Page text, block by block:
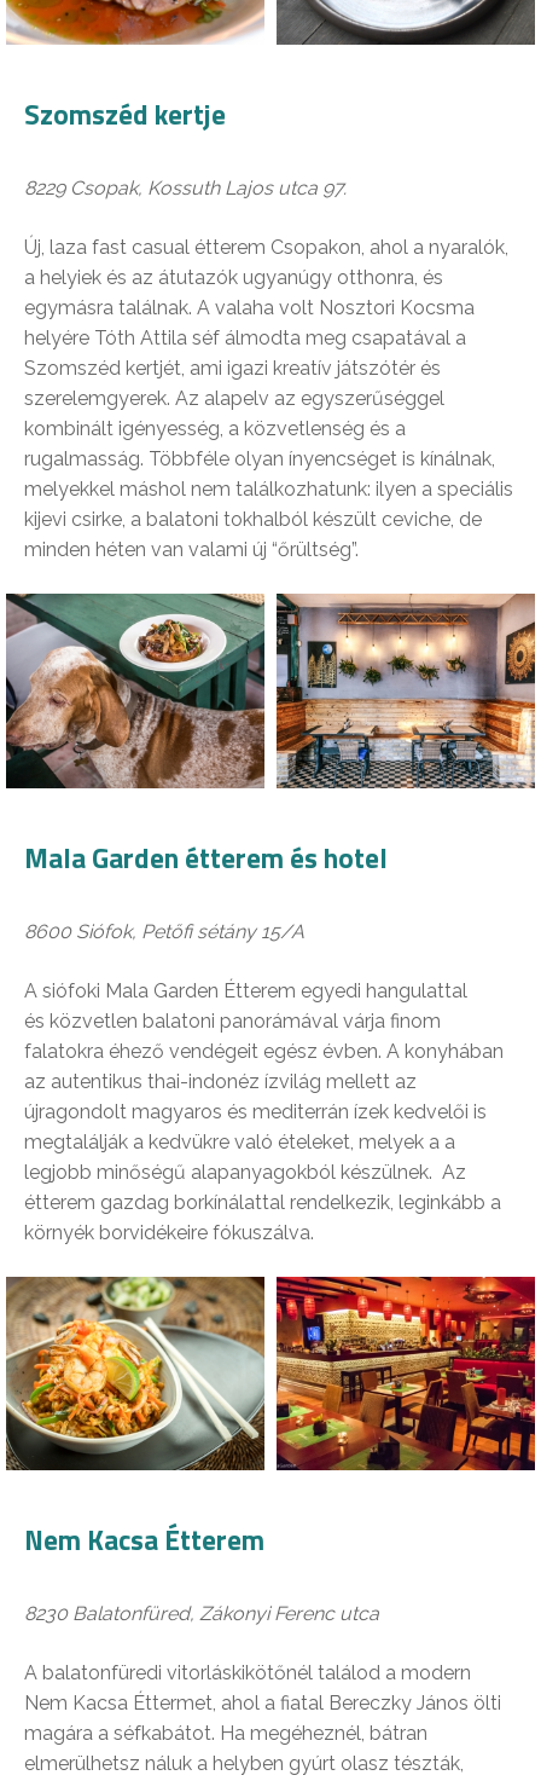
Szomszéd kertje
8229 Csopak, Kossuth Lajos utca 97.
Új, laza fast casual étterem Csopakon, ahol a nyaralók,
a helyiek és az átutazók ugyanúgy otthonra, és
egymásra találnak. A valaha volt Nosztori Kocsma
helyére Tóth Attila séf álmodta meg csapatával a
Szomszéd kertjét, ami igazi kreatív játszótér és
szerelemgyerek. Az alapelv az egyszerűséggel
kombinált igényesség, a közvetlenség és a
rugalmasság. Többféle olyan ínyencséget is kínálnak,
melyekkel máshol nem találkozhatunk: ilyen a speciális
kijevi csirke, a balatoni tokhalból készült ceviche, de
minden héten van valami új “őrültség”.
Mala Garden étterem és hotel
8600 Siófok, Petőfi sétány 15/A
A siófoki Mala Garden Étterem egyedi hangulattal
és közvetlen balatoni panorámával várja finom
falatokra éhező vendégeit egész évben. A konyhában
az autentikus thai-indonéz ízvilág mellett az
újragondolt magyaros és mediterrán ízek kedvelői is
megtalálják a kedvükre való ételeket, melyek a a
legjobb minőségű alapanyagokból készülnek. Az
étterem gazdag borkínálattal rendelkezik, leginkább a
környék borvidékeire fókuszálva.
Nem Kacsa Étterem
8230 Balatonfüred, Zákonyi Ferenc utca
A balatonfüredi vitorláskikötőnél találod a modern
Nem Kacsa Éttermet, ahol a fiatal Bereczky János ölti
magára a séfkabátot. Ha megéheznél, bátran
elmerülhetsz náluk a helyben gyúrt olasz tészták,